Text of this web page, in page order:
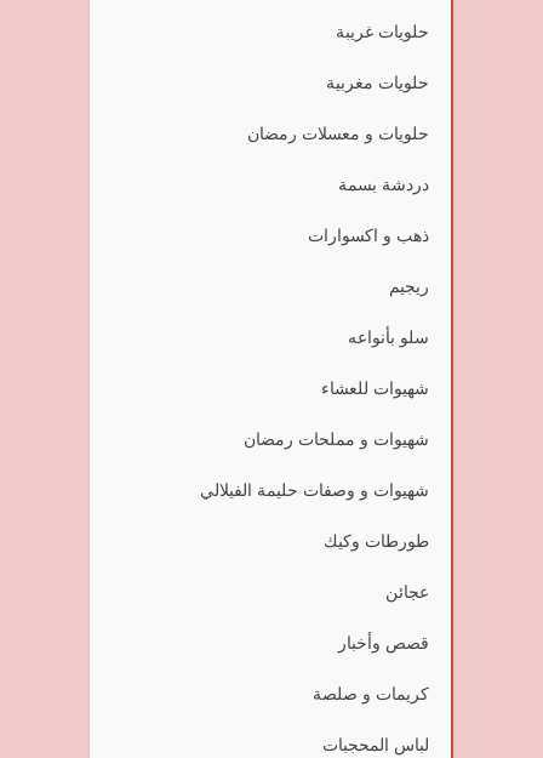
حلويات غريبة
حلويات مغربية
حلويات و معسلات رمضان
دردشة بسمة
ذهب و اكسوارات
ريجيم
سلو بأنواعه
شهيوات للعشاء
شهيوات و مملحات رمضان
شهيوات و وصفات حليمة الفيلالي
طورطات وكيك
عجائن
قصص وأخبار
كريمات و صلصة
لباس المحجبات